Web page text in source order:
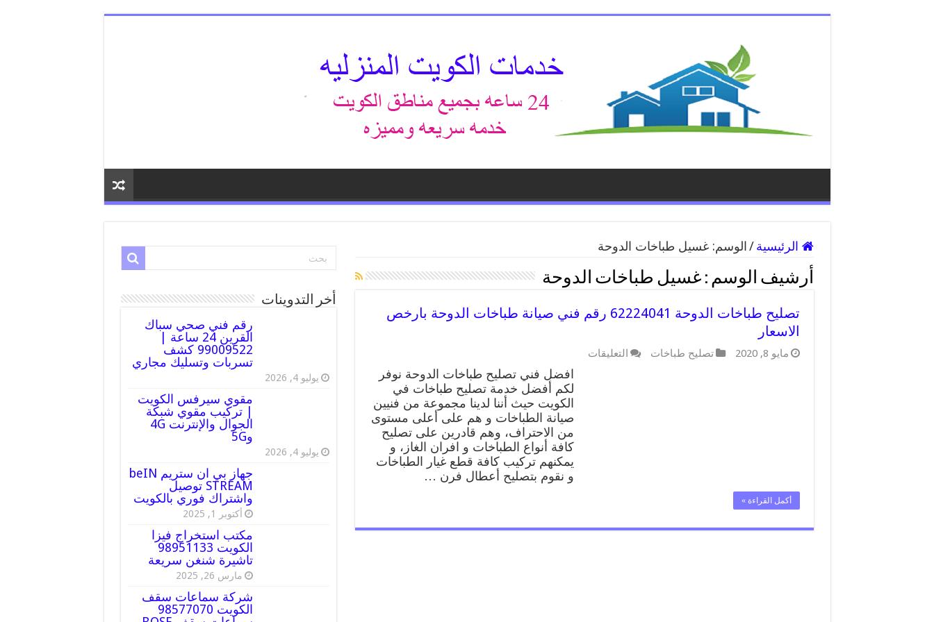
الرئيسية / الوسم:غسيل طباخات الدوحة
أرشيف الوسم : غسيل طباخات الدوحة
تصليح طباخات الدوحة 62224041 رقم فني صيانة طباخات الدوحة بارخص
الاسعار
مايو 8, 2020 تصليح طباخات التعليقات
طباخات
الدوحة
62224041
رقم
صيانة
طباخات
الدوحة
بارخص
افضل فني تصليح طباخات الدوحة نوفر
لكم أفضل خدمة تصليح طباخات في
الكويت حيث أننا لدينا مجموعة من فنيين
صيانة الطباخات و هم على أعلى مستوى
من الاحتراف، وهم قادرين على تصليح
كافة أنواع الطباخات و افران الغاز، و
يمكنهم تركيب كافة قطع غيار الطباخات
و نقوم بتصليح أعطال فرن …
أكمل القراءة »
أخر التدوينات
رقم فني صحي سباك
القرين 24 ساعة |
99009522 كشف
تسربات وتسليك مجاري
يوليو 4, 2026
مقوي سيرفس الكويت
| تركيب مقوي شبكة
الجوال والإنترنت 4G
و5G
يوليو 4, 2026
جهاز بي ان ستريم beIN
STREAM توصيل
واشتراك فوري بالكويت
أكتوبر 1, 2025
مكتب استخراج فيزا
الكويت 98951133
تاشيرة شنغن سريعة
مارس 26, 2025
شركة سماعات سقف
الكويت 98577070